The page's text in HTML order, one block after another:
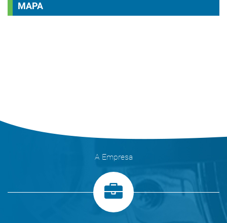
MAPA
A Empresa